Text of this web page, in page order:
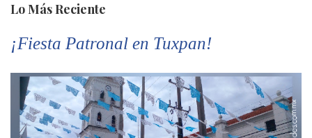
Lo Más Reciente
¡Fiesta Patronal en Tuxpan!